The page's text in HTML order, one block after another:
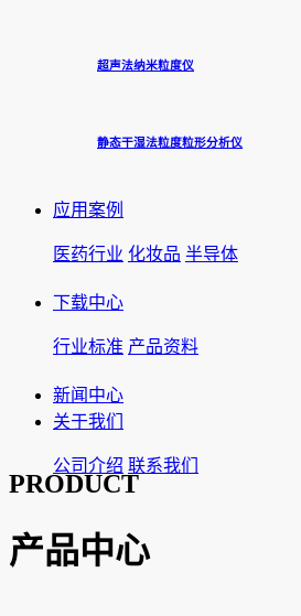
超声法纳米粒度仪
静态干湿法粒度粒形分析仪
应用案例
医药行业 化妆品 半导体
下载中心
行业标准 产品资料
新闻中心
关于我们
公司介绍 联系我们
PRODUCT
产品中心